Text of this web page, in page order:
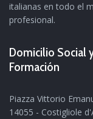
italianas en todo el
profesional.
Domicilio Social
Formación
Piazza Vittorio
14055 - Costigliole